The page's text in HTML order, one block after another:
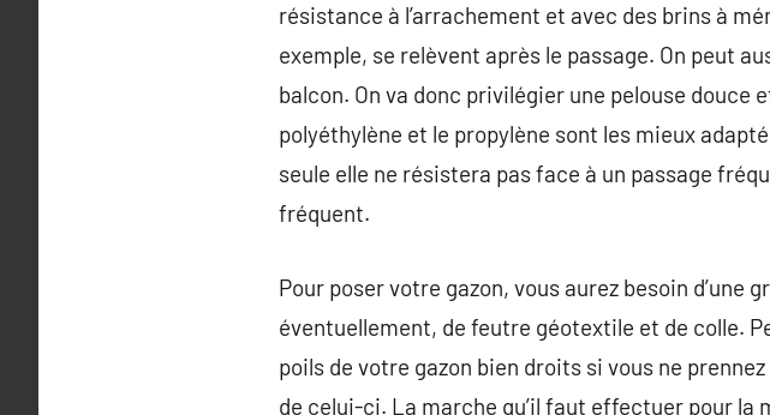
résistance à l’arrachement et avec des brins à
exemple, se relèvent après le passage. On peut
balcon. On va donc privilégier une pelouse douce
polyéthylène et le propylène sont les mieux
seule elle ne résistera pas face à un passage
fréquent.
Pour poser votre gazon, vous aurez besoin d’une
éventuellement, de feutre géotextile et de colle.
poils de votre gazon bien droits si vous ne
de celui-ci. La marche qu’il faut effectuer pour